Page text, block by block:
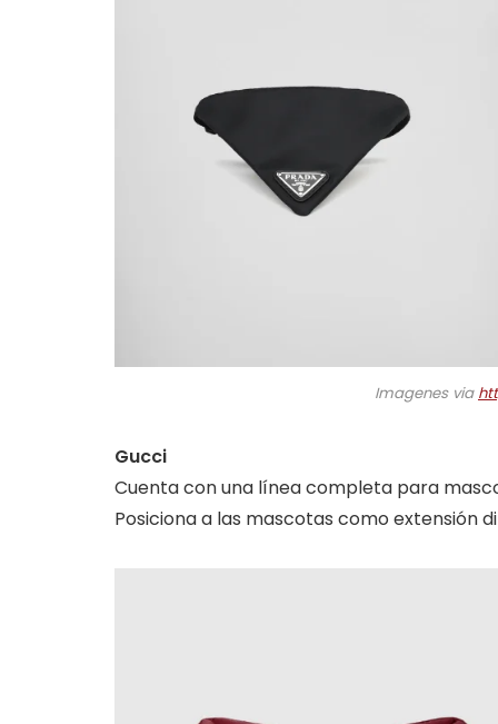
Imagenes via
Gucci
Cuenta con una línea completa para
Posiciona a las mascotas como extensión